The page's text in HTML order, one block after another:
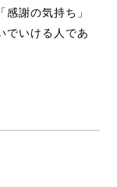
謝の気持ち」
でいける人であ